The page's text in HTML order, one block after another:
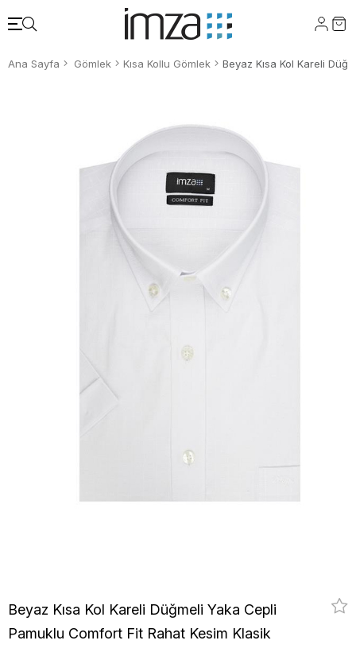
Ana Sayfa Gömlek Kısa Kollu Gömlek
Beyaz Kısa Kol Kareli Düğmeli Yaka Cepli
Pamuklu Comfort Fit Rahat Kesim Klasik